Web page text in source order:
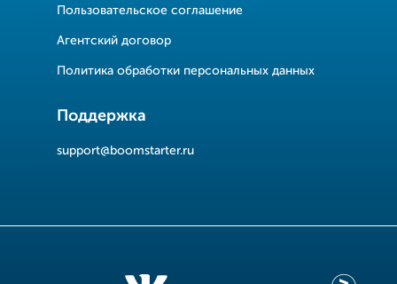
Пользовательское соглашение
Агентский договор
Политика обработки персональных данных
Поддержка
support@boomstarter.ru